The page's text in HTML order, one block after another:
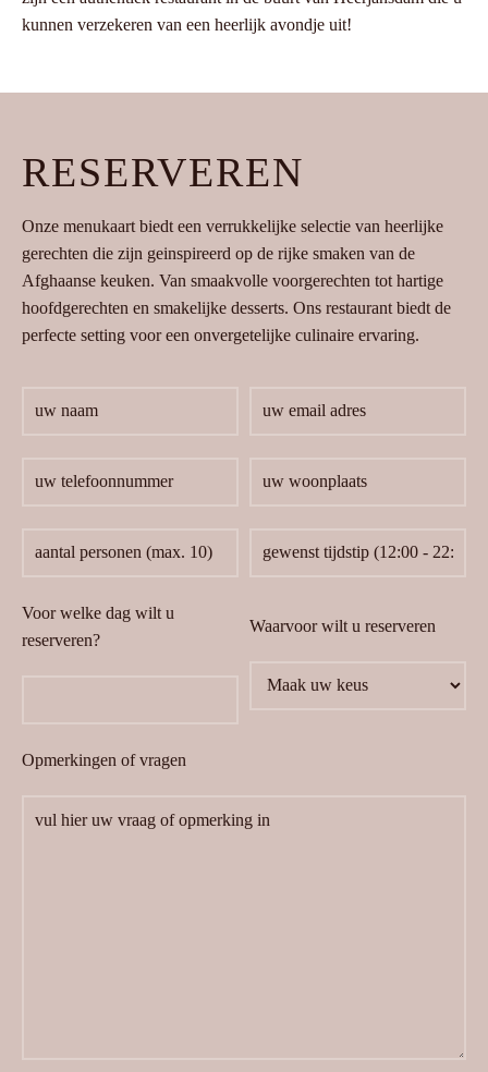
kunnen verzekeren van een heerlijk avondje uit!
RESERVEREN
Onze menukaart biedt een verrukkelijke selectie van heerlijke
gerechten die zijn geinspireerd op de rijke smaken van de
Afghaanse keuken. Van smaakvolle voorgerechten tot hartige
hoofdgerechten en smakelijke desserts. Ons restaurant biedt de
perfecte setting voor een onvergetelijke culinaire ervaring.
Voor welke dag wilt u
reserveren?
Waarvoor wilt u reserveren
Opmerkingen of vragen